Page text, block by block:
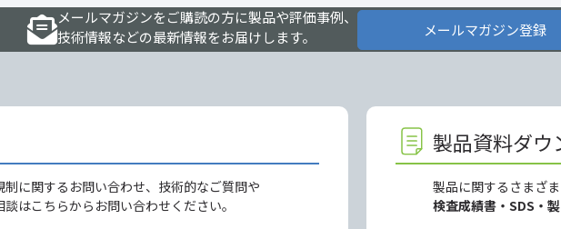
メールマガジンをご購読の方に製品や評価事例、
技術情報などの最新情報をお届けします。
メールマガジン登録
に関するお問い合わせ、技術的なご質問や
はこちらからお問い合わせください。
製品資料ダウ
製品に関するさまざ
検査成績書・SDS・